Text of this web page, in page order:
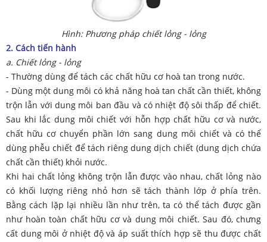
Hình: Phương pháp chiết lỏng - lỏng
2. Cách tiến hành
a. Chiết lỏng - lỏng
- Thường dùng để tách các chất hữu cơ hoà tan trong nước.
- Dùng một dung môi có khả năng hoà tan chất cần thiết, không
trộn lẫn với dung môi ban đầu và có nhiệt độ sôi thấp để chiết.
Sau khi lắc dung môi chiết với hỗn hợp chất hữu cơ và nước,
chất hữu cơ chuyển phần lớn sang dung môi chiết và có thể
dùng phễu chiết để tách riêng dung dịch chiết (dung dịch chứa
chất cần thiết) khỏi nước.
Khi hai chất lỏng không trộn lẫn được vào nhau, chất lỏng nào
có khối lượng riêng nhỏ hơn sẽ tách thành lớp ở phía trên.
Bằng cách lặp lại nhiều lần như trên, ta có thể tách được gần
như hoàn toàn chất hữu cơ và dung môi chiết. Sau đó, chưng
cất dung môi ở nhiệt độ và áp suất thích hợp sẽ thu được chất